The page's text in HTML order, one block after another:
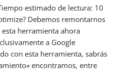
estimado de lectura: 10
Debemos remontarnos
herramienta ahora
a Google
con esta herramienta, sabrás
encontramos, entre